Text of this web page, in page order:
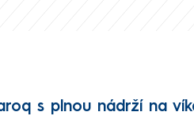
s plnou nádrží na